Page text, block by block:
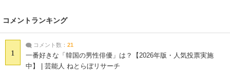
コメントランキング
1
コメント数： 21
一番好きな「韓国の男性俳優」は？【2026年版・人気投票実施
中】 | 芸能人 ねとらぼリサーチ